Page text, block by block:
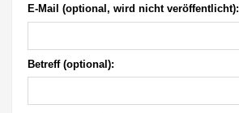
E-Mail (optional, wird nicht veröffentlicht):
Betreff (optional):